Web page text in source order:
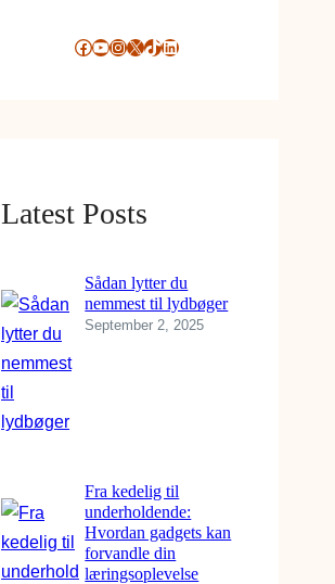
Facebook YouTube InstagramX TikTok LinkedIn
Latest Posts
Sådan lytter du
nemmest til lydbøger
September 2, 2025
Fra kedelig til
underholdende:
Hvordan gadgets kan
forvandle din
læringsoplevelse